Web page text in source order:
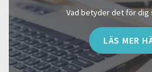
Vad betyder det för dig
LÄS MER